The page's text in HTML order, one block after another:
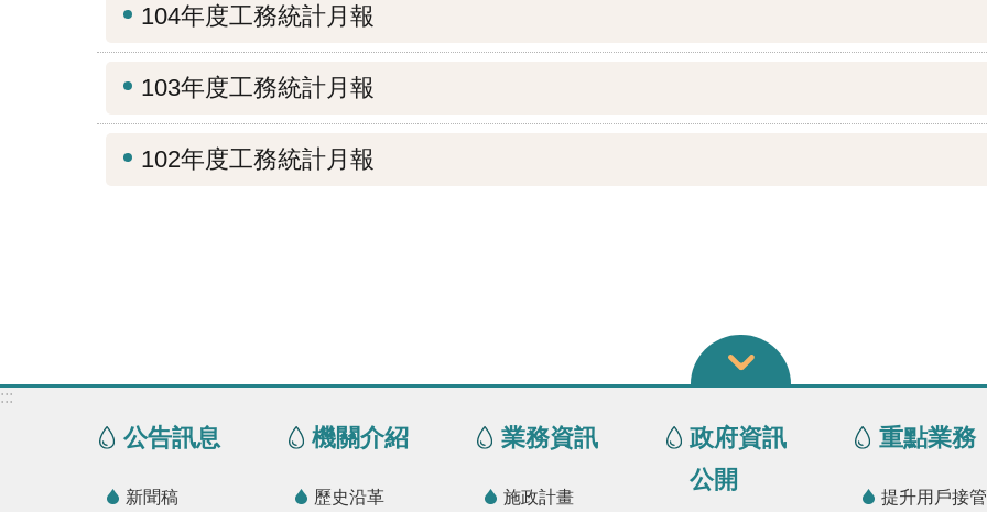
104年度工務統計月報
103年度工務統計月報
102年度工務統計月報
:::
公告訊息
新聞稿
機關介紹
歷史沿革
業務資訊
施政計畫
政府資訊
公開
重點業務
提升用戶接管